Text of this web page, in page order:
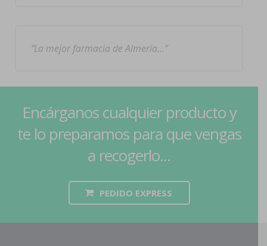
La mejor farmacia de Almería…
Encárganos cualquier producto y
te lo preparamos para que vengas
a recogerlo...
PEDIDO EXPRESS